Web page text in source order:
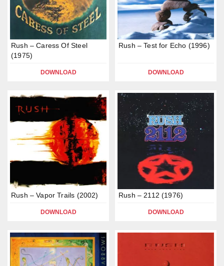
Rush – Caress Of Steel
(1975)
DOWNLOAD
Rush – Test for Echo (1996)
DOWNLOAD
Rush – Vapor Trails (2002)
DOWNLOAD
Rush – 2112 (1976)
DOWNLOAD